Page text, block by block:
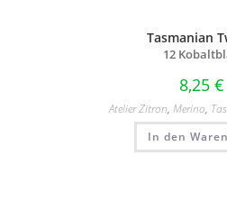
Tasmanian
12
8,25 €
Atelier Zitron, Merino,
In den